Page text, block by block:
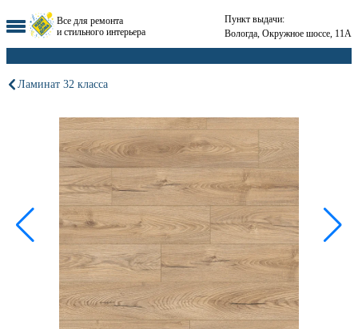
Все для ремонта
и стильного интерьера
Пункт выдачи:
Вологда, Окружное шоссе, 11А
Ламинат 32 класса